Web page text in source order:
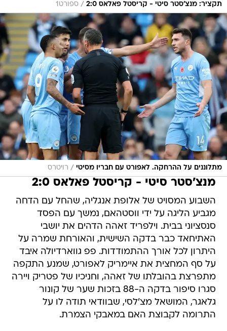
תקציר: מנצ'סטר סיטי - קריסטל פאלאס 2:0 / ספורט1
מתלוננים על ההרחקה. לאפורט עם חבריו מסיטי / רויטרס
מנצ'סטר סיטי - קריסטל פאלאס 2:0
השבוע המסויט של אלופת אנגליה, שהחל עם הדחה
מגביע הליגה על ידי ווסטהאם, נמשך עם הפסד
סנסציוני בבית. וילפריד זאהה הדהים את יושבי
האתיחאד כבר בדקה השישית, והאורחת שמרה על
היתרון לכל אורך ההתמודדות. פפ גווארדיולה איבד
על סף המחצית את איימריק לאפורט, שמנע התקפה
מתפרצת בהובלתו של זאהה, וחניכיו של פטריק ויירה
סגרו סיפור בדקה ה-88 בזכות שער של קונור
גלאגר, המושאל מצ'לסי, שבוודאי תודה לו על
התרומה לקבוצת האם במאבקי הצמרת.